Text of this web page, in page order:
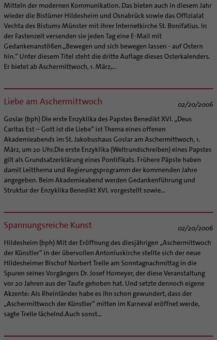
Mitteln der modernen Kommunikation. Das bieten auch in diesem Jahr
wieder die Bistümer Hildesheim und Osnabrück sowie das Offizialat
Vechta des Bistums Münster mit ihrer Internetkirche St. Bonifatius. In
der Fastenzeit versenden sie jeden Tag eine E-Mail mit
Gedankenanstößen.„Bewegen und sich bewegen lassen - auf Ostern
hin.“ Unter diesem Titel steht die dritte Auflage dieses Osterkalenders.
Er bietet ab Aschermittwoch, 1. März,...
Liebe am Aschermittwoch
02/20/2006
Goslar (bph) Die erste Enzyklika des Papstes Benedikt XVI. „Deus
Caritas Est – Gott ist die Liebe“ ist Thema eines offenen
Akademieabends im St. Jakobushaus Goslar am Aschermittwoch, 1.
März, um 20 Uhr.Die erste Enzyklika (Weltrundschreiben) eines Papstes
gilt als Grundsatzerklärung eines Pontifikats. Frühere Päpste haben
damit Leitthema und Regierungsprogramm der kommenden Jahre
angegeben. Beim Akademieabend werden Gedankenführung und
Struktur der Enzyklika Benedikt XVI. vorgestellt sowie...
Spannungsreiche Kunst
02/20/2006
Hildesheim (bph) Mit der Eröffnung des diesjährigen „Aschermittwoch
der Künstler“ in der übervollen Antoniuskirche stellte sich der neue
Hildesheimer Bischof Norbert Trelle am Sonntagnachmittag in die
Spuren seines Vorgängers Dr. Josef Homeyer, der diese Veranstaltung
vor 20 Jahren aus der Taufe gehoben hat. Und setzte dennoch eigene
Akzente: Als Rheinländer habe es ihn schon gewundert, dass der
„Aschermittwoch der Künstler“ mitten im Karneval eröffnet werde,
sagte Trelle lächelnd.Auch sonst...